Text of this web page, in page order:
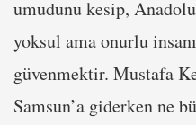
umudunu kesip,
yoksul ama onurlu
güvenmektir. Mustafa
Samsun’a giderken ne